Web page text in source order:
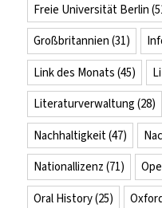
Freie Universität Berlin
Großbritannien (31)
Link des Monats (45)
Literaturverwaltung (28)
Nachhaltigkeit(47)
Nationallizenz (71)
Oral History(25)